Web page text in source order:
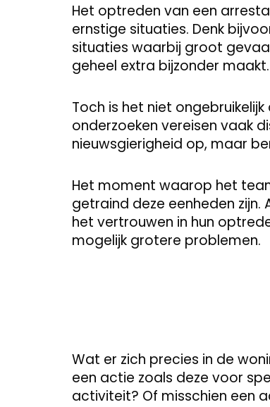
Het optreden van een
ernstige situaties. Denk
situaties waarbij groot
geheel extra bijzonder maakt.
Toch is het niet
onderzoeken vereisen vaak
nieuwsgierigheid op, maar
Het moment waarop het
getraind deze eenheden
het vertrouwen in hun
mogelijk grotere problemen.
Wat er zich precies in de
een actie zoals deze voor
activiteit? Of misschien een